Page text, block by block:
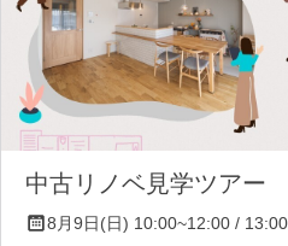
中古リノベ見学ツアー
8月9日(日) 10:00~12:00 /